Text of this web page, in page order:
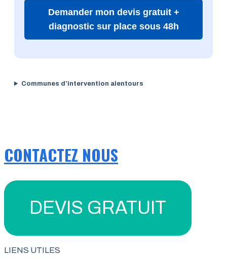
Demander mon devis gratuit +
diagnostic sur place sous 48h
Communes d’intervention alentours
CONTACTEZ NOUS
DEVIS GRATUIT
LIENS UTILES